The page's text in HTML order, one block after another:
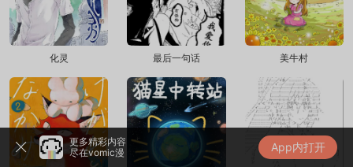
化灵 最后一句话 美牛村
更多精彩内容
尽在vomic漫
App内打开